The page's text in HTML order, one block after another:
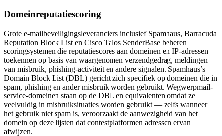
Domeinreputatiescoring
Grote e-mailbeveiligingsleveranciers inclusief Spamhaus, Barracuda
Reputation Block List en Cisco Talos SenderBase beheren
scoringsystemen die reputatiescores aan domeinen en IP-adressen
toekennen op basis van waargenomen verzendgedrag, meldingen
van misbruik, phishing-activiteit en andere signalen. Spamhaus’s
Domain Block List (DBL) gericht zich specifiek op domeinen die in
spam, phishing en ander misbruik worden gebruikt. Wegwerpmail-
service-domeinen staan op de DBL en equivalenten omdat ze
veelvuldig in misbruiksituaties worden gebruikt — zelfs wanneer
het gebruik niet spam is, veroorzaakt de aanwezigheid van het
domein op deze lijsten dat contestplatformen adressen ervan
afwijzen.